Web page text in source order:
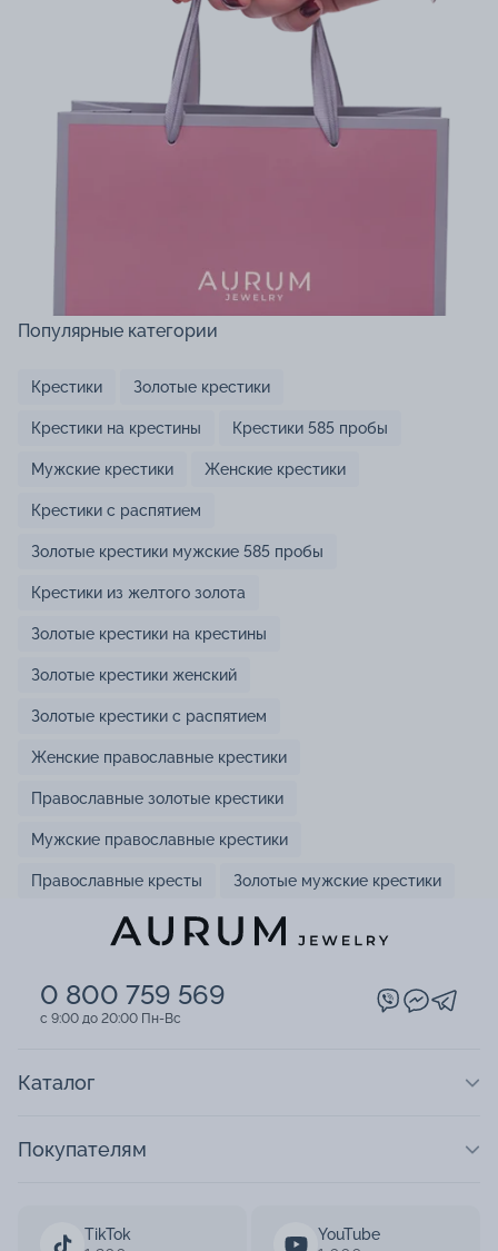
Популярные категории
Крестики Золотые крестики
Крестики на крестины Крестики 585 пробы
Мужские крестики Женские крестики
Крестики с распятием
Золотые крестики мужские 585 пробы
Крестики из желтого золота
Золотые крестики на крестины
Золотые крестики женский
Золотые крестики с распятием
Женские православные крестики
Православные золотые крестики
Мужские православные крестики
Православные кресты Золотые мужские крестики
0 800 759 569
c 9:00 до 20:00 Пн-Вс
TikTok
YouTube
Каталог
Покупателям